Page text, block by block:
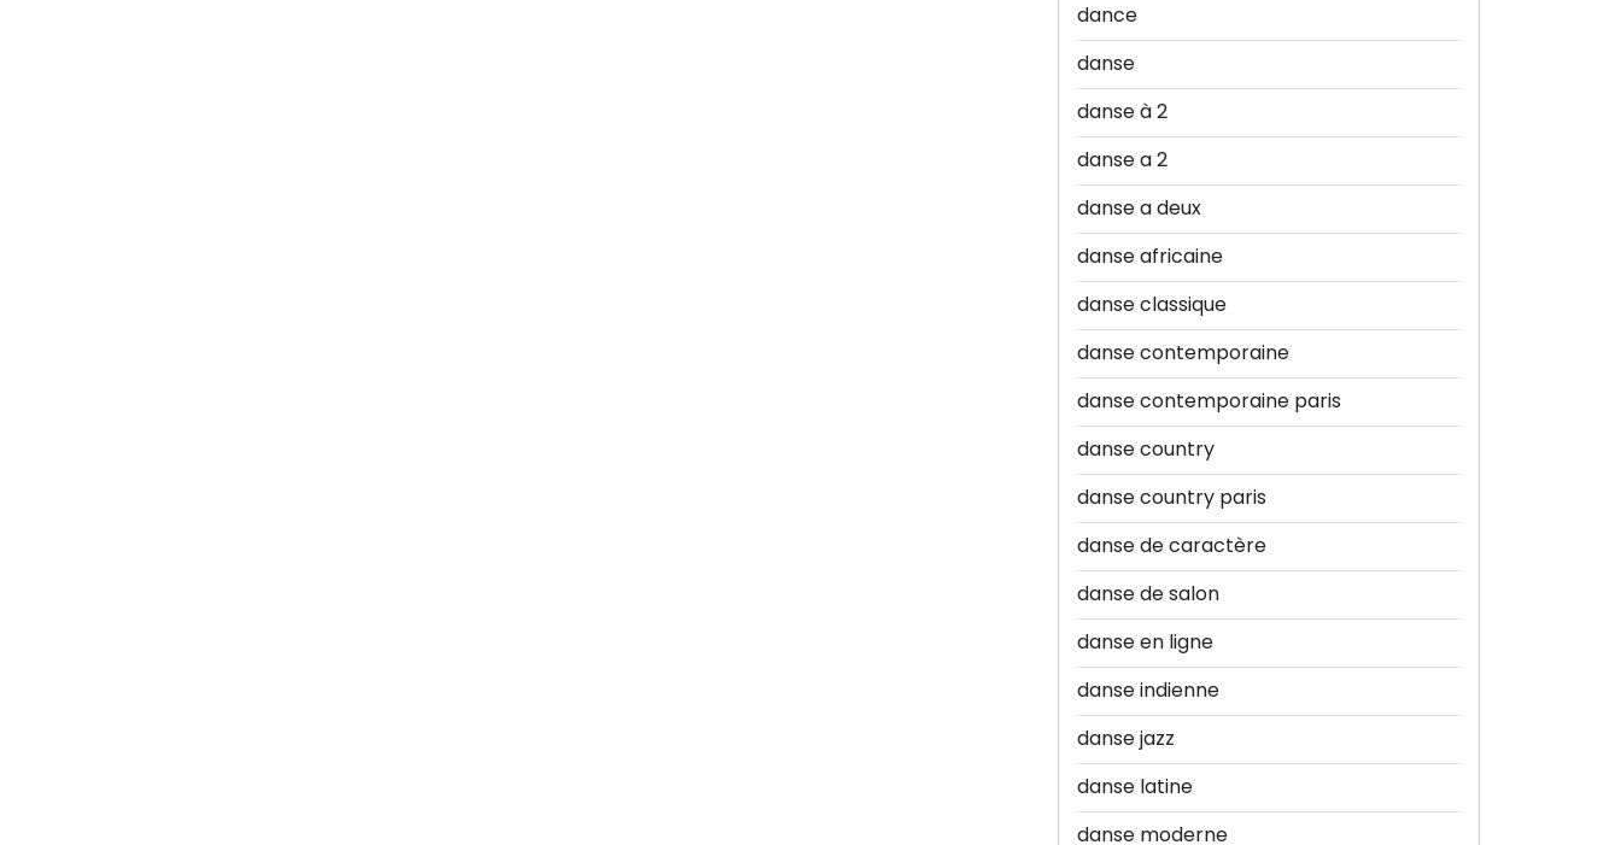
dance
danse
danse à 2
danse a 2
danse a deux
danse africaine
danse classique
danse contemporaine
danse contemporaine paris
danse country
danse country paris
danse de caractère
danse de salon
danse en ligne
danse indienne
danse jazz
danse latine
danse moderne